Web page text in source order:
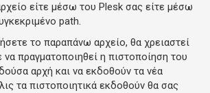
είτε μέσω του Plesk σας είτε μέσω
path.
το παραπάνω αρχείο, θα χρειαστεί
πραγματοποιηθεί η πιστοποίηση του
αρχή και να εκδοθούν τα νέα
τα πιστοποιητικά εκδοθούν θα σας